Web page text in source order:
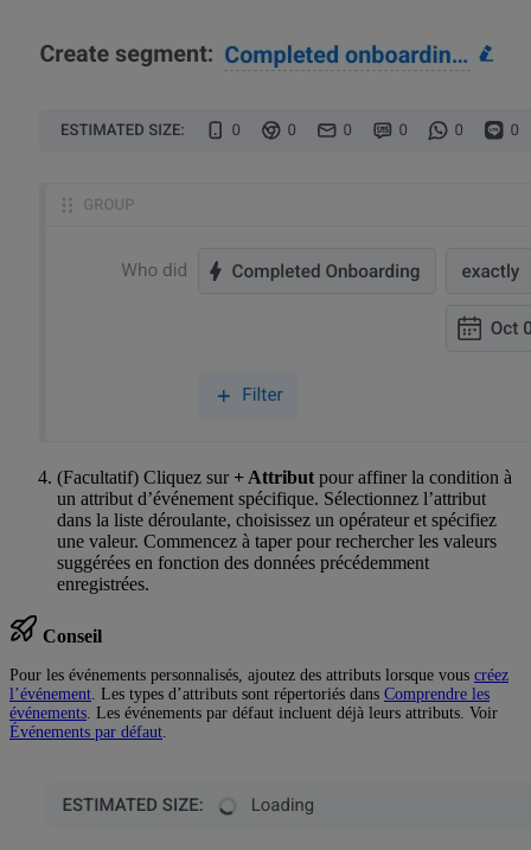
(Facultatif) Cliquez sur + Attribut pour affiner la condition à
un attribut d’événement spécifique. Sélectionnez l’attribut
dans la liste déroulante, choisissez un opérateur et spécifiez
une valeur. Commencez à taper pour rechercher les valeurs
suggérées en fonction des données précédemment
enregistrées.
Conseil
Pour les événements personnalisés, ajoutez des attributs lorsque vous créez
l’événement. Les types d’attributs sont répertoriés dans Comprendre les
événements. Les événements par défaut incluent déjà leurs attributs. Voir
Événements par défaut.